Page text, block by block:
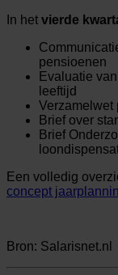
In het vierde
pensioenen
Evaluatie
leeftijd
Verzamelwet
Brief over
Brief
Een volledig
concept
Bron: Salarisnet.nl